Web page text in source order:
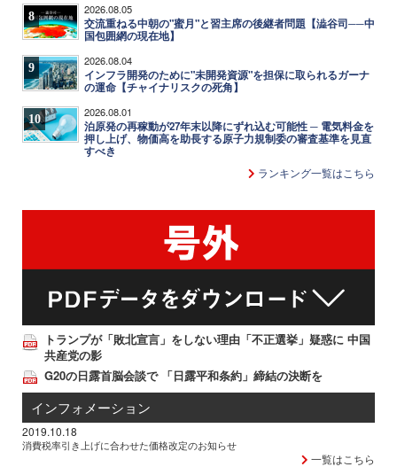
8 2026.08.05
交流重ねる中朝の"蜜月"と習主席の後継者問題【澁谷司──中
国包囲網の現在地】
9 2026.08.04
インフラ開発のために"未開発資源"を担保に取られるガーナ
の運命【チャイナリスクの死角】
10 2026.08.01
泊原発の再稼動が27年末以降にずれ込む可能性 ─ 電気料金を
押し上げ、物価高を助長する原子力規制委の審査基準を見直
すべき
ランキング一覧はこちら
トランプが「敗北宣言」をしない理由「不正選挙」疑惑に 中国
共産党の影
G20の日露首脳会談で 「日露平和条約」締結の決断を
インフォメーション
2019.10.18
消費税率引き上げに合わせた価格改定のお知らせ
一覧はこちら